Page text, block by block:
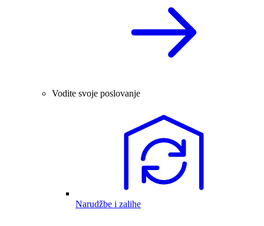
Vodite svoje poslovanje
Narudžbe i zalihe